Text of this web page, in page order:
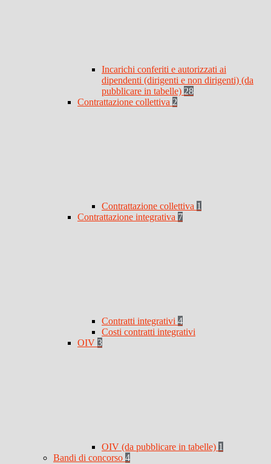
Incarichi conferiti e autorizzati ai
dipendenti (dirigenti e non dirigenti) (da
pubblicare in tabelle) 28
Contrattazione collettiva 2
Contrattazione collettiva 1
Contrattazione integrativa 7
Contratti integrativi 4
Costi contratti integrativi
OIV 3
OIV (da pubblicare in tabelle) 1
Bandi di concorso 4